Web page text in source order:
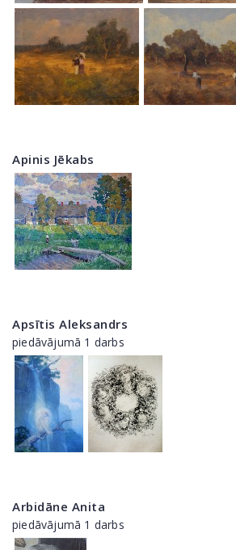
Apinis Jēkabs
Apsītis Aleksandrs
piedāvājumā 1 darbs
Arbidāne Anita
piedāvājumā 1 darbs